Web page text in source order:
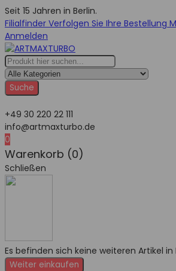
Seit 15 Jahren in Berlin.
Filialfinder Verfolgen Sie Ihre Bestellung
Anmelden
Suche
+49 30 220 22 111
info@artmaxturbo.de
0
Warenkorb (0)
Schließen
Es befinden sich keine weiteren Artikel
Weiter einkaufen